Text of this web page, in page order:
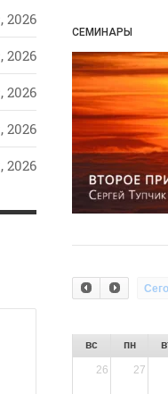
2026
2026
2026
2026
2026
СЕМИНАРЫ
вс пн
26
27